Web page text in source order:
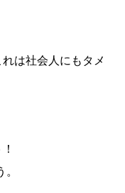
は社会人にもタメ